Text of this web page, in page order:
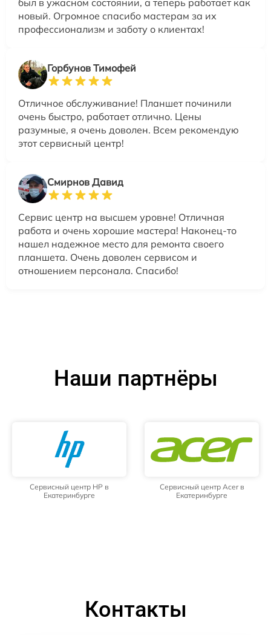
был в ужасном состоянии, а теперь работает как
новый. Огромное спасибо мастерам за их
профессионализм и заботу о клиентах!
Горбунов Тимофей
Отличное обслуживание! Планшет починили
очень быстро, работает отлично. Цены
разумные, я очень доволен. Всем рекомендую
этот сервисный центр!
Смирнов Давид
Сервис центр на высшем уровне! Отличная
работа и очень хорошие мастера! Наконец-то
нашел надежное место для ремонта своего
планшета. Очень доволен сервисом и
отношением персонала. Спасибо!
Наши партнёры
Сервисный центр HP в
Екатеринбурге
Сервисный центр Acer в
Екатеринбурге
Контакты